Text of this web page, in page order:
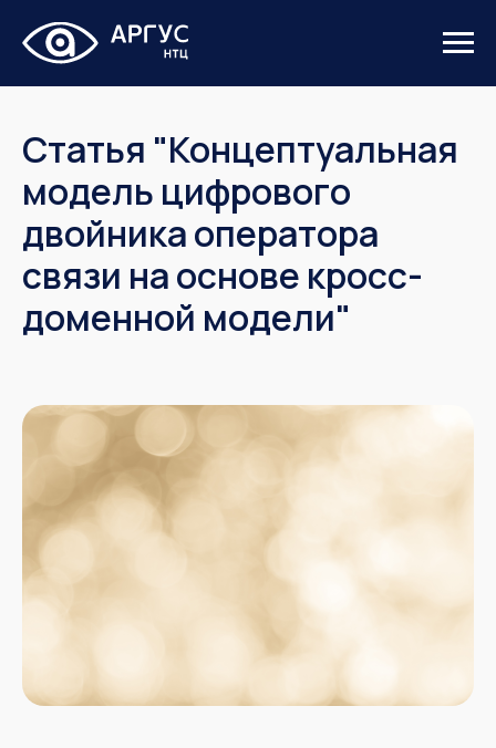
Статья "Концептуальная
модель цифрового
двойника оператора
связи на основе кросс-
доменной модели"